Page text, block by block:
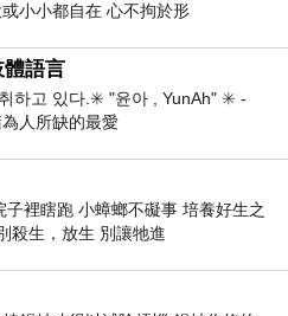
小小都自在 心不拘於形
語言
하고 있다.✳️ "윤아 , YunAh" ✳️ -
人所缺的最愛
裡瞎跑 小蟑螂不礙事 培養好生之
殺生，放生 別讓牠進